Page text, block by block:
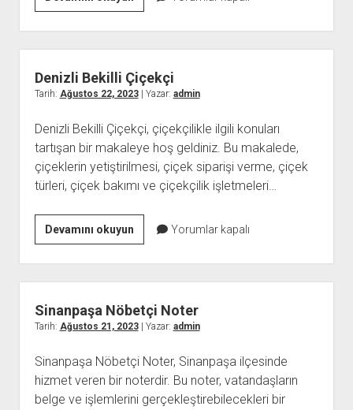
Ay
Önce
İlişkiye
Girdim
Hamile
Denizli Bekilli Çiçekçi
Tarih: Ağustos 22, 2023| Yazar: admin
Denizli Bekilli Çiçekçi, çiçekçilikle ilgili konuları
tartışan bir makaleye hoş geldiniz. Bu makalede,
çiçeklerin yetiştirilmesi, çiçek siparişi verme, çiçek
türleri, çiçek bakımı ve çiçekçilik işletmeleri…
Devamını okuyunDenizli
Bekilli
Çiçekçi
Yorumlar kapalı
Sinanpaşa Nöbetçi Noter
Tarih: Ağustos 21, 2023| Yazar: admin
Sinanpaşa Nöbetçi Noter, Sinanpaşa ilçesinde
hizmet veren bir noterdir. Bu noter, vatandaşların
belge ve işlemlerini gerçekleştirebilecekleri bir